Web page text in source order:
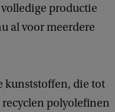
volledige productie
al voor meerdere
kunststoffen, die tot
recyclen polyolefinen